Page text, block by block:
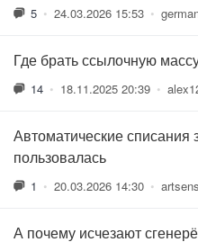
5 • 24.03.2026 15:53 •
Где брать ссылочную
14 • 18.11.2025 20:39 •
Автоматические списания
пользовалась
1 • 20.03.2026 14:30 •
А почему исчезают